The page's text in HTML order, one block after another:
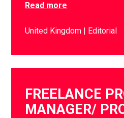
Read more
United Kingdom Editorial
FREELANCE
MANAGER/